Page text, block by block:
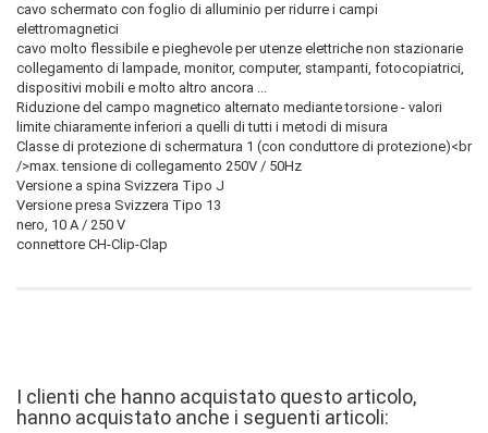
cavo schermato con foglio di alluminio per ridurre i campi
elettromagnetici
cavo molto flessibile e pieghevole per utenze elettriche non stazionarie
collegamento di lampade, monitor, computer, stampanti, fotocopiatrici,
dispositivi mobili e molto altro ancora ...
Riduzione del campo magnetico alternato mediante torsione - valori
limite chiaramente inferiori a quelli di tutti i metodi di misura
Classe di protezione di schermatura 1 (con conduttore di protezione)<br
/>max. tensione di collegamento 250V / 50Hz
Versione a spina Svizzera Tipo J
Versione presa Svizzera Tipo 13
nero, 10 A / 250 V
connettore CH-Clip-Clap
I clienti che hanno acquistato questo articolo,
hanno acquistato anche i seguenti articoli: